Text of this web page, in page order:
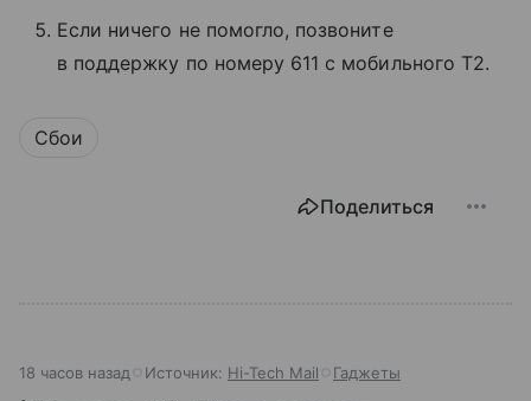
Если ничего не помогло, позвоните
в поддержку по номеру 611 с мобильного T2.
Сбои
Поделиться
18 часов назад Источник: Hi-Tech Mail Гаджеты